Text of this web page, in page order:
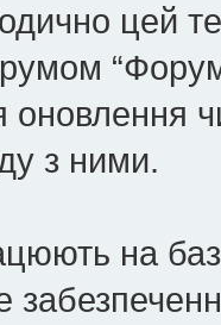
цей
оновлення
з ними.
на